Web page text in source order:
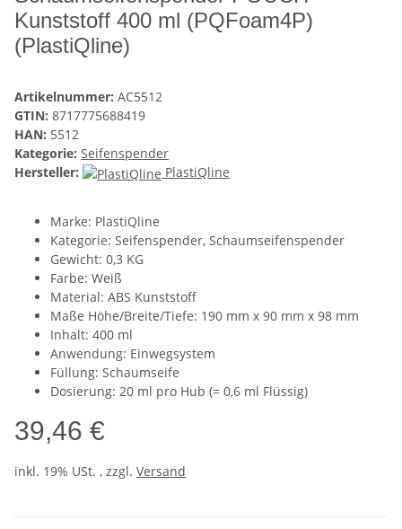
Kunststoff 400 ml (PQFoam4P)
(PlastiQline)
Artikelnummer: AC5512
GTIN: 8717775688419
HAN: 5512
Kategorie: Seifenspender
Hersteller:
PlastiQline
Marke: PlastiQline
Kategorie: Seifenspender, Schaumseifenspender
Gewicht: 0,3 KG
Farbe: Weiß
Material: ABS Kunststoff
Maße Höhe/Breite/Tiefe: 190 mm x 90 mm x 98 mm
Inhalt: 400 ml
Anwendung: Einwegsystem
Füllung: Schaumseife
Dosierung: 20 ml pro Hub (= 0,6 ml Flüssig)
39,46 €
inkl. 19% USt. , zzgl. Versand